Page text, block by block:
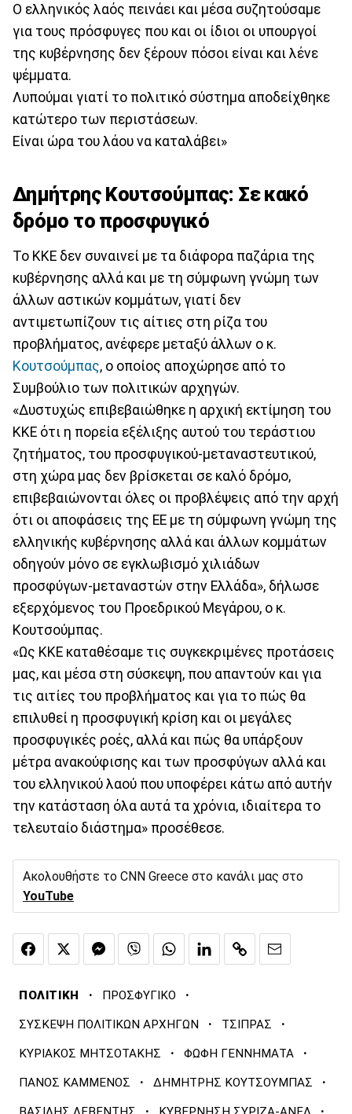
Ο ελληνικός λαός πεινάει και μέσα συζητούσαμε
για τους πρόσφυγες που και οι ίδιοι οι υπουργοί
της κυβέρνησης δεν ξέρουν πόσοι είναι και λένε
ψέμματα.
Λυπούμαι γιατί το πολιτικό σύστημα αποδείχθηκε
κατώτερο των περιστάσεων.
Είναι ώρα του λάου να καταλάβει»
Δημήτρης Κουτσούμπας: Σε κακό
δρόμο το προσφυγικό
To ΚΚΕ δεν συναινεί με τα διάφορα παζάρια της
κυβέρνησης αλλά και με τη σύμφωνη γνώμη των
άλλων αστικών κομμάτων, γιατί δεν
αντιμετωπίζουν τις αίτιες στη ρίζα του
προβλήματος, ανέφερε μεταξύ άλλων ο κ.
Κουτσούμπας, ο οποίος αποχώρησε από το
Συμβούλιο των πολιτικών αρχηγών.
«Δυστυχώς επιβεβαιώθηκε η αρχική εκτίμηση του
ΚΚΕ ότι η πορεία εξέλιξης αυτού του τεράστιου
ζητήματος, του προσφυγικού-μεταναστευτικού,
στη χώρα μας δεν βρίσκεται σε καλό δρόμο,
επιβεβαιώνονται όλες οι προβλέψεις από την αρχή
ότι οι αποφάσεις της ΕΕ με τη σύμφωνη γνώμη της
ελληνικής κυβέρνησης αλλά και άλλων κομμάτων
οδηγούν μόνο σε εγκλωβισμό χιλιάδων
προσφύγων-μεταναστών στην Ελλάδα», δήλωσε
εξερχόμενος του Προεδρικού Μεγάρου, ο κ.
Κουτσούμπας.
«Ως ΚΚΕ καταθέσαμε τις συγκεκριμένες προτάσεις
μας, και μέσα στη σύσκεψη, που απαντούν και για
τις αιτίες του προβλήματος και για το πώς θα
επιλυθεί η προσφυγική κρίση και οι μεγάλες
προσφυγικές ροές, αλλά και πώς θα υπάρξουν
μέτρα ανακούφισης και των προσφύγων αλλά και
του ελληνικού λαού που υποφέρει κάτω από αυτήν
την κατάσταση όλα αυτά τα χρόνια, ιδιαίτερα το
τελευταίο διάστημα» προσέθεσε.
Ακολουθήστε το CNN Greece στο κανάλι μας στο
YouTube
ΠΟΛΙΤΙΚΗ · ΠΡΟΣΦΥΓΙΚΟ ·
ΣΥΣΚΕΨΗ ΠΟΛΙΤΙΚΩΝ ΑΡΧΗΓΩΝ · ΤΣΙΠΡΑΣ ·
ΚΥΡΙΑΚΟΣ ΜΗΤΣΟΤΑΚΗΣ · ΦΩΦΗ ΓΕΝΝΗΜΑΤΑ ·
ΠΑΝΟΣ ΚΑΜΜΕΝΟΣ · ΔΗΜΗΤΡΗΣ ΚΟΥΤΣΟΥΜΠΑΣ ·